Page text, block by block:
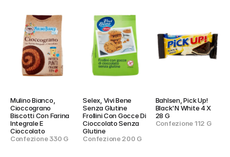
Mulino Bianco,
Cioccograno
Biscotti Con Farina
Integrale E
Cioccolato
Confezione 330 G
Selex, Vivi Bene
Senza Glutine
Frollini Con Gocce Di
Cioccolato Senza
Glutine
Confezione 200 G
Bahlsen, Pick Up!
Black'N White 4 X
28 G
Confezione 112 G